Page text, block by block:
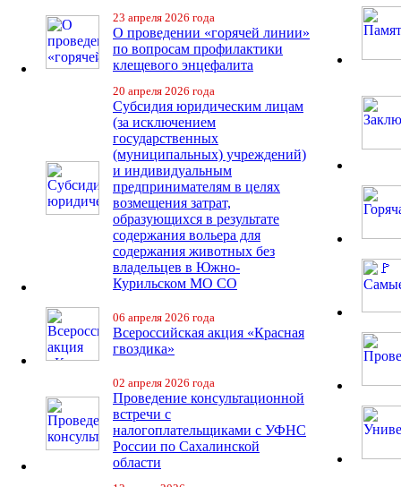
23 апреля 2026 года
О проведении «горячей линии»
по вопросам профилактики
клещевого энцефалита
20 апреля 2026 года
Субсидия юридическим лицам
(за исключением
государственных
(муниципальных) учреждений)
и индивидуальным
предпринимателям в целях
возмещения затрат,
образующихся в результате
содержания вольера для
содержания животных без
владельцев в Южно-
Курильском МО СО
06 апреля 2026 года
Всероссийская акция «Красная
гвоздика»
02 апреля 2026 года
Проведение консультационной
встречи с
налогоплательщиками с УФНС
России по Сахалинской
области